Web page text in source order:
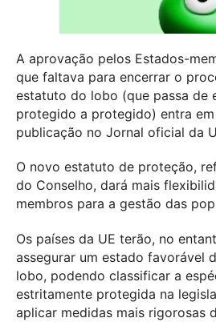
A aprovação pelos Estados-
que faltava para encerrar o
estatuto do lobo (que passa de
protegido a protegido) entra
publicação no Jornal oficial da
O novo estatuto de proteção,
do Conselho, dará mais
membros para a gestão das
Os países da UE terão, no
assegurar um estado favorável
lobo, podendo classificar a
estritamente protegida na
aplicar medidas mais rigorosas